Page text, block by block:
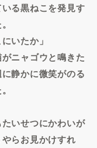
る黒ねこを発見す
いたか」
ニャゴウと鳴きた
静かに微笑がのる
いせつにかわいが
らお見かけすれ